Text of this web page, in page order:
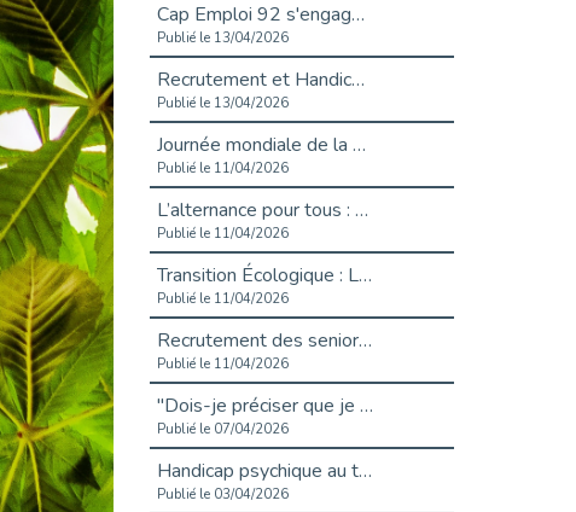
Cap Emploi 92 s'engage pour la santé mentale : La formation PSSM au cœur de l'accompagnement
Publié le 13/04/2026
Recrutement et Handicap : Et si vous testiez avant de vous engager ?
Publié le 13/04/2026
Journée mondiale de la maladie de Parkinson : Mieux comprendre pour mieux accompagner
Publié le 11/04/2026
L’alternance pour tous : Cap Emploi 92 et Seine Ouest Entreprise et Emploi mobilisés à Boulogne-Billancourt
Publié le 11/04/2026
Transition Écologique : Les Cap Emploi 75,92 et 93 s’engagent pour un Numérique Responsable
Publié le 11/04/2026
Recrutement des seniors : Un levier de transformation pour les ETI franciliennes
Publié le 11/04/2026
"Dois-je préciser que je suis handicapé sur mon CV?"
Publié le 07/04/2026
Handicap psychique au travail : et si nous changions de regard - vidéo
Publié le 03/04/2026